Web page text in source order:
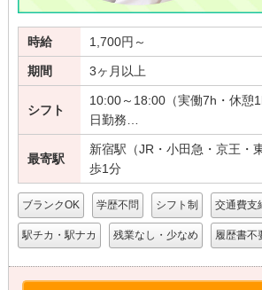
時給 1,700円～
期間 3ヶ月以上
シフト
10:00～18:00（実働7h・休憩
日勤務…
最寄駅
新宿駅（JR・小田急・京王・
歩1分
ブランクOK 学歴不問 シフト制 交通費支
駅チカ・駅ナカ 残業なし・少なめ 履歴書不